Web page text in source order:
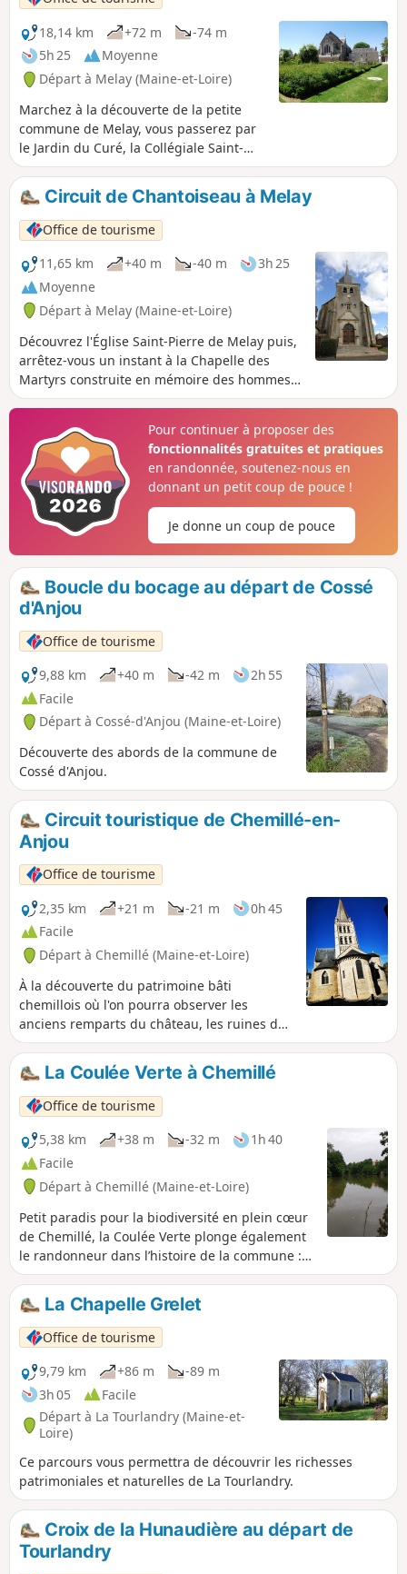
18,14 km
+72 m
-74 m
5h 25
Moyenne
Départ à Melay (Maine-et-Loire)
Marchez à la découverte de la petite
commune de Melay, vous passerez par
le Jardin du Curé, la Collégiale Saint-
Martin dont il reste des ruines mais qui
est également chargée d'histoire et
profitez, en milieu de parcours, d'un
moment de détente à l'Étang de Coulvée
à Chemillé.
Circuit de Chantoiseau à Melay
Office de tourisme
11,65 km
+40 m -40 m
3h 25
Moyenne
Départ à Melay (Maine-et-Loire)
Découvrez l'Église Saint-Pierre de Melay puis,
arrêtez-vous un instant à la Chapelle des
Martyrs construite en mémoire des hommes,
femmes, enfants massacrés lors des Guerres
Curé, la Collégiale Saint-Martin dont il reste
des ruines mais qui est également chargée
d'histoire et profitez, en milieu de parcours,
d'un moment de détente à l'Étang de Coulvée.
Pour continuer à proposer des
fonctionnalités gratuites et pratiques
en randonnée, soutenez-nous en
donnant un petit coup de pouce !
Je donne un coup de pouce
Boucle du bocage au départ de Cossé
d'Anjou
Office de tourisme
9,88 km
+40 m -42 m
2h 55
Facile
Départ à Cossé-d'Anjou (Maine-et-Loire)
Découverte des abords de la commune de
Cossé d'Anjou.
Circuit touristique de Chemillé-en-
Anjou
Office de tourisme
2,35 km
+21 m -21 m
0h 45
Facile
Départ à Chemillé (Maine-et-Loire)
À la découverte du patrimoine bâti
chemillois où l'on pourra observer les
anciens remparts du château, les ruines de
la Collégiale Saint-Léonard et l'Église
romane Notre-Dame datant du XIe siècle
avec notamment l'un de ses plus beaux
clochers romans de l'Anjou.
La Coulée Verte à Chemillé
Office de tourisme
5,38 km
+38 m -32 m
1h 40
Facile
Départ à Chemillé (Maine-et-Loire)
Petit paradis pour la biodiversité en plein cœur
de Chemillé, la Coulée Verte plonge également
le randonneur dans l’histoire de la commune :
le pont Greneau du XVIe siècle, la Tour du
Pendu, vestige de l’ancien château, les Quatre
Moulins, ancien moulin seigneurial puis usine
aujourd’hui désaffectée.
La Chapelle Grelet
Office de tourisme
9,79 km
+86 m
-89 m
3h 05
Facile
Départ à La Tourlandry (Maine-et-
Loire)
Ce parcours vous permettra de découvrir les richesses
patrimoniales et naturelles de La Tourlandry.
Croix de la Hunaudière au départ de
Tourlandry